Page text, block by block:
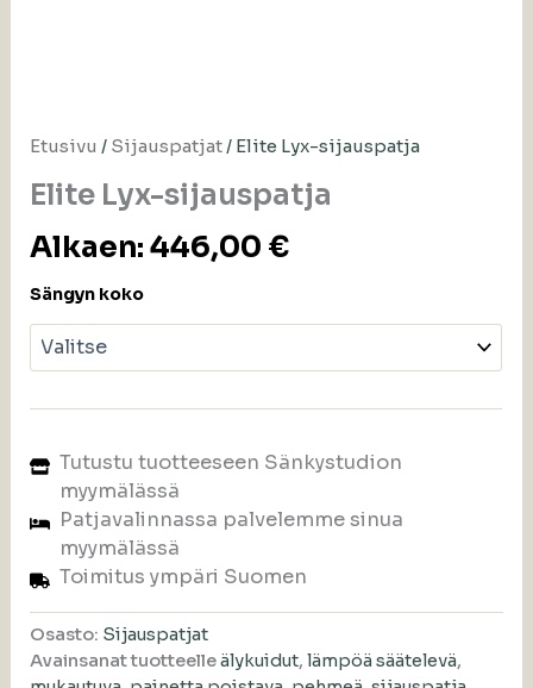
Etusivu / Sijauspatjat/ Elite Lyx-sijauspatja
Elite Lyx-sijauspatja
Alkaen:446,00 €
Sängyn koko
Tutustu tuotteeseen Sänkystudion
myymälässä
Patjavalinnassa palvelemme sinua
myymälässä
Toimitus ympäri Suomen
Osasto: Sijauspatjat
Avainsanat tuotteelleälykuidut,lämpöä säätelevä,